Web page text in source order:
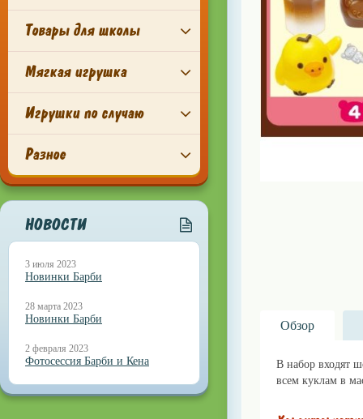
Товары для школы
Мягкая игрушка
Игрушки по случаю
Разное
НОВОСТИ
3 июля 2023
Новинки Барби
28 марта 2023
Новинки Барби
2 февраля 2023
Фотосессия Барби и Кена
Обзор
В набор входят
всем куклам в